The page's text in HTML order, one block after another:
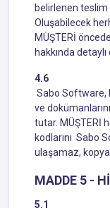
belirlenen
Oluşabilecek
MÜŞTERİ
hakkında
4.6
Sabo Software,
ve
tutar. MÜŞTERİ
kodlarını Sabo
ulaşamaz,
MADDE 5 -
5.1